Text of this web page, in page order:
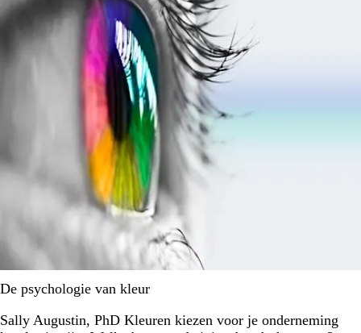
De psychologie van kleur
Sally Augustin, PhD Kleuren kiezen voor je onderneming